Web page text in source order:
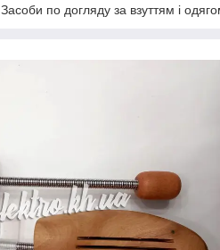
Засоби по догляду за взуттям і